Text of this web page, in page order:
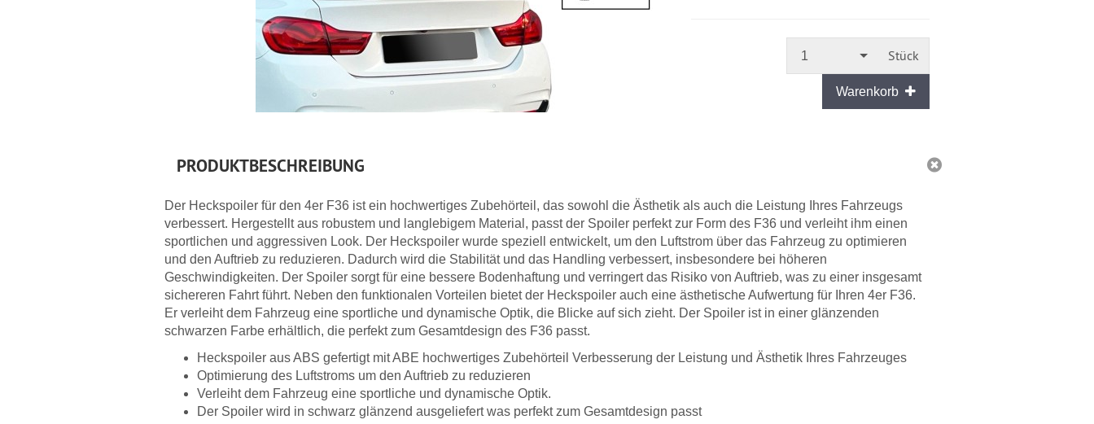
1 Stück
Warenkorb
PRODUKTBESCHREIBUNG
Der Heckspoiler für den 4er F36 ist ein hochwertiges Zubehörteil, das sowohl die Ästhetik als auch die Leistung Ihres Fahrzeugs
verbessert. Hergestellt aus robustem und langlebigem Material, passt der Spoiler perfekt zur Form des F36 und verleiht ihm einen
sportlichen und aggressiven Look. Der Heckspoiler wurde speziell entwickelt, um den Luftstrom über das Fahrzeug zu optimieren
und den Auftrieb zu reduzieren. Dadurch wird die Stabilität und das Handling verbessert, insbesondere bei höheren
Geschwindigkeiten. Der Spoiler sorgt für eine bessere Bodenhaftung und verringert das Risiko von Auftrieb, was zu einer insgesamt
sichereren Fahrt führt. Neben den funktionalen Vorteilen bietet der Heckspoiler auch eine ästhetische Aufwertung für Ihren 4er F36.
Er verleiht dem Fahrzeug eine sportliche und dynamische Optik, die Blicke auf sich zieht. Der Spoiler ist in einer glänzenden
schwarzen Farbe erhältlich, die perfekt zum Gesamtdesign des F36 passt.
Heckspoiler aus ABS gefertigt mit ABE hochwertiges Zubehörteil Verbesserung der Leistung und Ästhetik Ihres Fahrzeuges
Optimierung des Luftstroms um den Auftrieb zu reduzieren
Verleiht dem Fahrzeug eine sportliche und dynamische Optik.
Der Spoiler wird in schwarz glänzend ausgeliefert was perfekt zum Gesamtdesign passt